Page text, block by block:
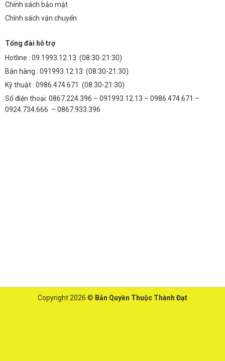
Chính sách bảo mật
Chính sách vận chuyển
Tổng đài hỗ trợ
Hotline : 09.1993.12.13 (08:30-21:30)
Bán hàng : 091993.12.13 (08:30-21:30)
Kỹ thuật : 0986.474.671 (08:30-21:30)
Số điện thoại: 0867.224.396 – 091993.12.13 – 0986.474.671 –
0924.734.666 – 0867.933.396
Copyright 2026 © Bản Quyền Thuộc Thành Đạt